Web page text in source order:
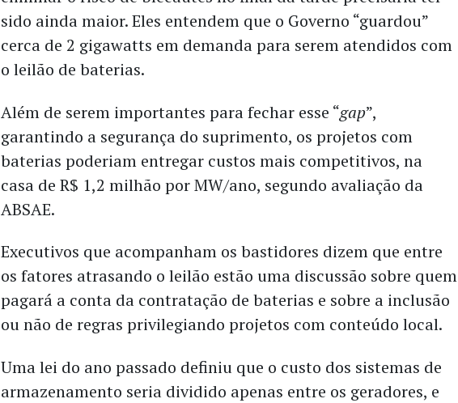
sido ainda maior. Eles entendem que o Governo “guardou”
cerca de 2 gigawatts em demanda para serem atendidos com
o leilão de baterias.
Além de serem importantes para fechar esse “gap”,
garantindo a segurança do suprimento, os projetos com
baterias poderiam entregar custos mais competitivos, na
casa de R$ 1,2 milhão por MW/ano, segundo avaliação da
ABSAE.
Executivos que acompanham os bastidores dizem que entre
os fatores atrasando o leilão estão uma discussão sobre quem
pagará a conta da contratação de baterias e sobre a inclusão
ou não de regras privilegiando projetos com conteúdo local.
Uma lei do ano passado definiu que o custo dos sistemas de
armazenamento seria dividido apenas entre os geradores, e